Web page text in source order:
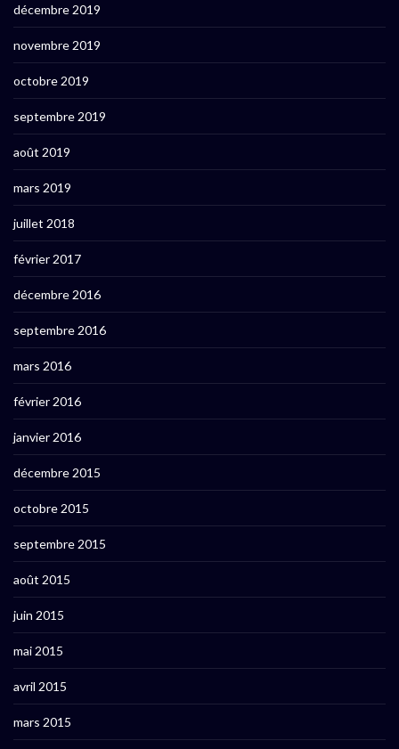
décembre 2019
novembre 2019
octobre 2019
septembre 2019
août 2019
mars 2019
juillet 2018
février 2017
décembre 2016
septembre 2016
mars 2016
février 2016
janvier 2016
décembre 2015
octobre 2015
septembre 2015
août 2015
juin 2015
mai 2015
avril 2015
mars 2015